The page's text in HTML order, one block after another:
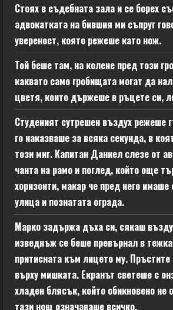
Стоях в съдебната зала и се борех
адвокатката на бившия ми съпруг
увереност, която режеше като нож.
Той беше там, на колене пред този
каквато само гробищата могат да
цветя, които държеше в ръцете си,
Студеният сутрешен въздух режеше
го наказваше за всяка секунда, в
този миг. Капитан Даниел слезе от
чанта на рамо и поглед, който още
хоризонти, макар че пред него имаше
улица и познатата ограда.
Марко задържа дъха си, сякаш
изведнъж се беше превърнал в
притисната към лицето му. Пръстите
върху мишката. Екранът светеше с
хладен блясък, който обикновено не
тази нощ означаваше всичко.